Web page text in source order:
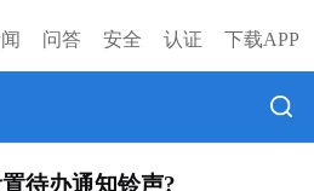
问答 安全 认证 下载APP
待办通知铃声?